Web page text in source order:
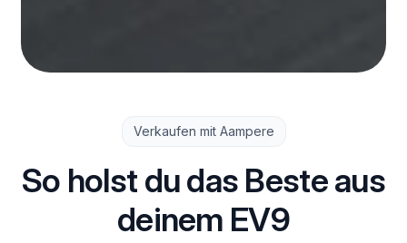
Verkaufen mit Aampere
So holst du das Beste aus
deinem EV9